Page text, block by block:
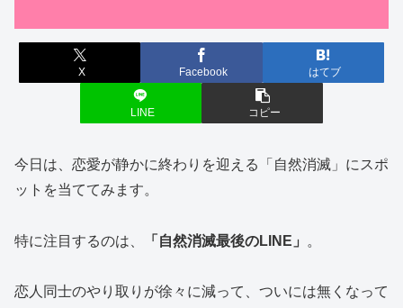
X Facebook はてブ
LINE コピー
今日は、恋愛が静かに終わりを迎える「自然消滅」にスポ
ットを当ててみます。
特に注目するのは、 「自然消滅最後のLINE」 。
恋人同士のやり取りが徐々に減って、ついには無くなって